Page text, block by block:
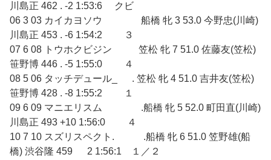
川島正 462 . -2 1:53:6 クビ
06 3 03 カイカヨソウ 船橋 牝 3 53.0 今野忠(川崎)
川島正 453 . -6 1:54:2 ３
07 6 08 トウホクビジン 笠松 牝 7 51.0 佐藤友(笠松)
笹野博 446 . -5 1:55:0 ４
08 5 06 タッチデュール_ . 笠松 牝 4 51.0 吉井友(笠松)
笹野博 428 . -8 1:55:2 １
09 6 09 マニエリスム .船橋 牝 5 52.0 町田直(川崎)
川島正 493 +10 1:56:0 ４
10 7 10 スズリスペクト. .船橋 牝 6 51.0 笠野雄(船
橋) 渋谷隆 459 2 1:56:1 １／２